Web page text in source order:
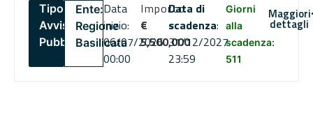
Tipo:
Avviso
Pubblico
Ente:
Regione
Basilicata
Data
inizio:
06/07/2026
00:00
Importo
€
5,500,000
Data di
scadenza:
31/12/2027
23:59
Giorni
alla
scadenza:
511
Maggiori
dettagli